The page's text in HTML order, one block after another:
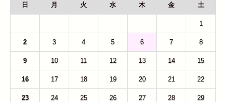
日 月 火 水 木 金 土
1
2 3 4 5 6 7 8
9 10 11 12 13 14 15
16 17 18 19 20 21 22
23 24 25 26 27 28 29